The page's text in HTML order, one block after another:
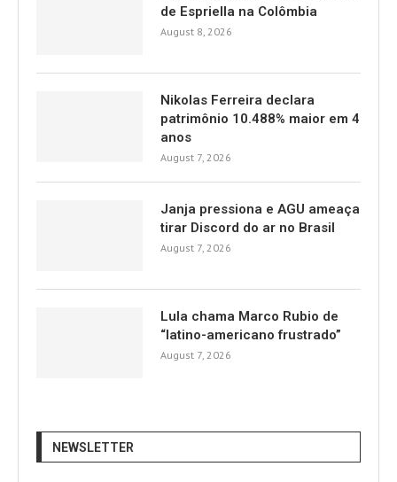
de Espriella na Colômbia
August 8, 2026
Nikolas Ferreira declara
patrimônio 10.488% maior em 4
anos
August 7, 2026
Janja pressiona e AGU ameaça
tirar Discord do ar no Brasil
August 7, 2026
Lula chama Marco Rubio de
“latino-americano frustrado”
August 7, 2026
NEWSLETTER